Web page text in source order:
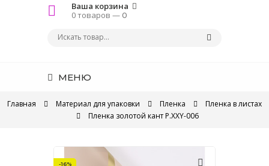
Ваша корзина
0 товаров —0
МЕНЮ
Главная Материал для упаковки Пленка
Пленка в листах
Пленка золотой кант P.XXY-006
-16%